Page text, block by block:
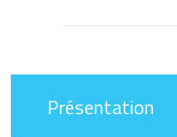
Présentation